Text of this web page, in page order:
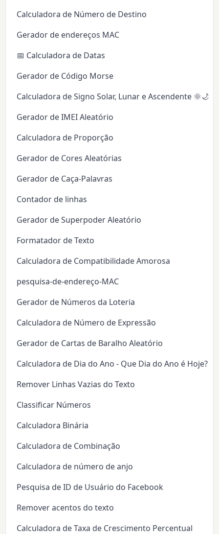
Calculadora de Número de Destino
Gerador de endereços MAC
📅 Calculadora de Datas
Gerador de Código Morse
Calculadora de Signo Solar, Lunar e Ascendente 🌞🌙✨
Gerador de IMEI Aleatório
Calculadora de Proporção
Gerador de Cores Aleatórias
Gerador de Caça-Palavras
Contador de linhas
Gerador de Superpoder Aleatório
Formatador de Texto
Calculadora de Compatibilidade Amorosa
pesquisa-de-endereço-MAC
Gerador de Números da Loteria
Calculadora de Número de Expressão
Gerador de Cartas de Baralho Aleatório
Calculadora de Dia do Ano - Que Dia do Ano é Hoje?
Remover Linhas Vazias do Texto
Classificar Números
Calculadora Binária
Calculadora de Combinação
Calculadora de número de anjo
Pesquisa de ID de Usuário do Facebook
Remover acentos do texto
Calculadora de Taxa de Crescimento Percentual